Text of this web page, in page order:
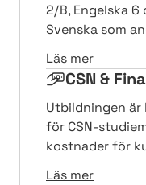
2/B, Engelska 6
Svenska som
Läs mer
CSN &
Utbildningen
för CSN-
kostnader för
Läs mer